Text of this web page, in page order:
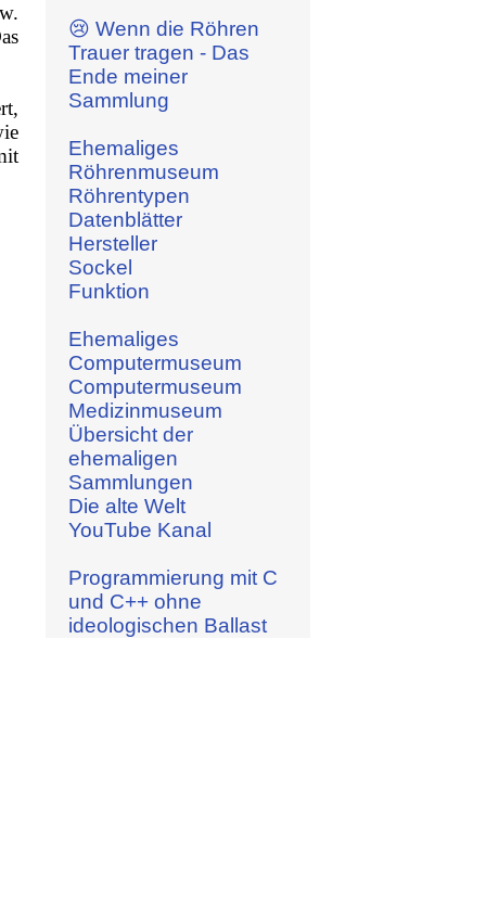
😢 Wenn die Röhren
Trauer tragen - Das
Ende meiner
Sammlung
Ehemaliges
Röhrenmuseum
Röhrentypen
Datenblätter
Hersteller
Sockel
Funktion
Ehemaliges
Computermuseum
Computermuseum
Medizinmuseum
Übersicht der
ehemaligen
Sammlungen
Die alte Welt
YouTube Kanal
Programmierung mit C
und C++ ohne
ideologischen Ballast